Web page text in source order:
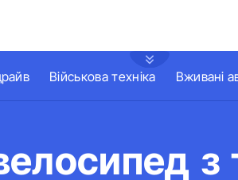
Військова техніка Вживані